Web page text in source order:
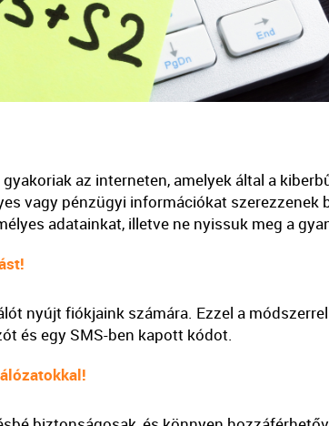
az interneten, amelyek által a
vagy pénzügyi információkat szerezzenek
adatainkat, illetve ne nyissuk meg a
nyújt fiókjaink számára. Ezzel a
és egy SMS-ben kapott kódot.